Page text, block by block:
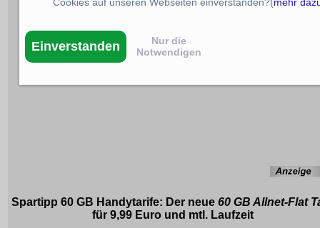
Spartipp 60 GB Handytarife: Der neue 60 GB Allnet-Flat
für 9,99 Euround mtl. Laufzeit
Einverstanden
Nur die
Notwendigen